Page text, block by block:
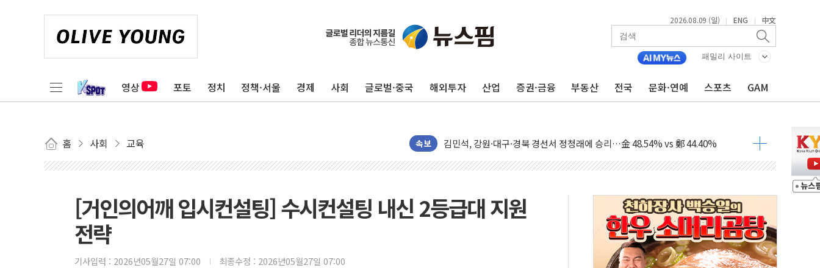
2026.08.09 (일) | ENG | 中文
패밀리 사이트
영상 포토 정치 정책·서울 경제 사회 글로벌·중국 해외투자 산업 증권·금융 부동산 전국 문화·연예 스포츠 GAM
홈 사회 교육 속보
평택 진위면 공장서 질식사고 발생…작업자 1명 숨져
포항 블루밸리 국가산단에 '철강 AI융합실증센터' 들어선다
상주 낙동강 선착장 하류서 50대 숨진 채 발견...경찰, 조사 중
[종합] 김민석, 정청래에 누적 '1.48%p' 차 선두 유지...金 46.01% vs 鄭 44.53%
민주당 경북도당위원장에 오중기 당선...합산득표율 68.63%
김민석, 강원·대구·경북 경선서 정청래에 승리…金 48.54% vs 鄭 44.40%
[속보] 민주, 강원·대구·경북 경선 결과...김민석 48.54% 정청래 44.40%
[속보] 민주, 대구 경선 결과 발표...정청래 47.82% 김민석 46.35% 송영길 5.83%
[속보] 민주, 강원 경선 결과 발표...김민석 50.30% 정청래 41.94% 송영길 7.76%
정재헌 CEO, SKT 장기고객 400명 맞이…"마음 잇는 시간 되길"
최태원, 노소영에 9440억 지급 확정되나…재상고 앞두고 막판 셈법
[거인의어깨 입시컨설팅] 수시컨설팅 내신 2등급대 지원
전략
기사입력 : 2026년05월27일 07:00 최종수정 : 2026년05월27일 07:00